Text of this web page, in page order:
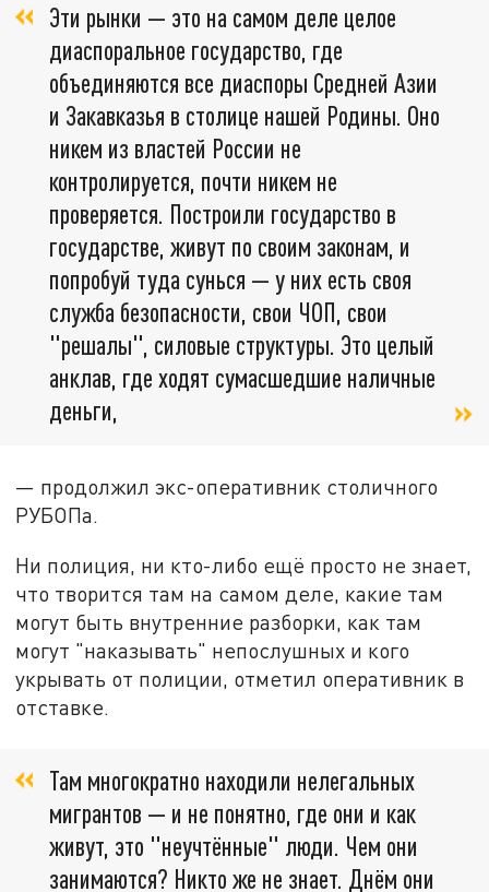
Эти рынки — это на самом деле целое
диаспоральное государство, где
объединяются все диаспоры Средней Азии
и Закавказья в столице нашей Родины. Оно
никем из властей России не
контролируется, почти никем не
проверяется. Построили государство в
государстве, живут по своим законам, и
попробуй туда сунься — у них есть своя
служба безопасности, свои ЧОП, свои
"решалы", силовые структуры. Это целый
анклав, где ходят сумасшедшие наличные
деньги,
— продолжил экс-оперативник столичного
РУБОПа.
Ни полиция, ни кто-либо ещё просто не знает,
что творится там на самом деле, какие там
могут быть внутренние разборки, как там
могут "наказывать" непослушных и кого
укрывать от полиции, отметил оперативник в
отставке.
Там многократно находили нелегальных
мигрантов — и не понятно, где они и как
живут, это "неучтённые" люди. Чем они
занимаются? Никто же не знает. Днём они